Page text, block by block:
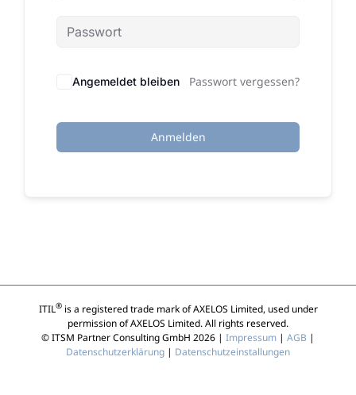
Angemeldet bleiben Passwort vergessen?
Anmelden
ITIL®is a registered trade mark of AXELOS Limited, used under
permission of AXELOS Limited. All rights reserved.
© ITSM Partner Consulting GmbH 2026 | Impressum | AGB |
Datenschutzerklärung | Datenschutzeinstallungen